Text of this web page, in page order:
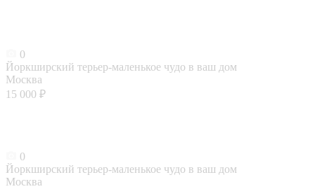
0
Йоркширский терьер-маленькое чудо в ваш дом
Москва
15 000 ₽
0
Йоркширский терьер-маленькое чудо в ваш дом
Москва